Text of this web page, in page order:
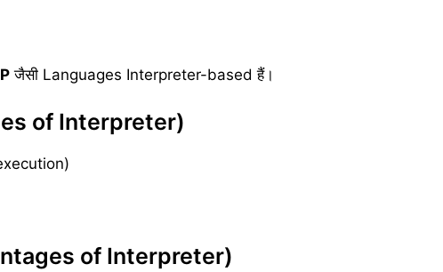
जैसी Languages Interpreter-based हैं।
of Interpreter)
of Interpreter)